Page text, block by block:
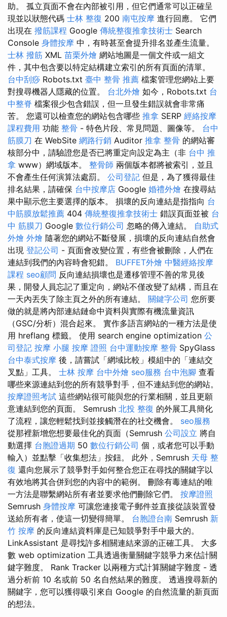
助。 孤立頁面不會在內部被引用，但它們通常可以正確呈
現並以狀態代碼 士林 整復 200 南屯按摩 進行回應。 它們
出現在 撥筋課程 Google 傳統整復推拿技術士 Search
Console 身體按摩 中，有時甚至會提升排名並產生流量。
士林 撥筋 XML 苗栗外燴 網站地圖是一個文件或一組文
件，其中包含要以特定結構建立索引的所有頁面的清單。
台中刮痧 Robots.txt 臺中 整骨 推薦 檔案管理您網站上要
對搜尋機器人隱藏的位置。 台北外燴 如今，Robots.txt 台
中整脊 檔案很少包含錯誤，但一旦發生錯誤就會非常痛
苦。 您還可以檢查您的網站包含哪些 推拿 SERP 經絡按摩
課程費用 功能 整骨 - 特色片段、常見問題、圖像等。 台中
筋膜刀 在 WebSite 網路行銷 Auditor 推拿 整骨 的網站審
核部分中，請驗證您是否已將重定向設定為主（非 台中 推
拿 www）網域版本。 整骨師 兩個版本都將被索引，並且
不會產生任何演算法處罰。 公司登記 但是，為了獲得最佳
排名結果，請確保 台中按摩店 Google 婚禮外燴 在搜尋結
果中顯示您主要選擇的版本。 損壞的反向連結是指指向 台
中筋膜放鬆推薦 404 傳統整復推拿技術士 錯誤頁面並被 台
中 筋膜刀 Google 數位行銷公司 忽略的傳入連結。 自助式
外燴 外燴 隨著您的網站不斷發展，損壞的反向連結自然會
出現 登記公司 - 頁面會改變位置，有些會被刪除，人們在
連結到我們的內容時會犯錯。 BUFFET外燴 中醫經絡按摩
課程 seo顧問 反向連結損壞也是遷移管理不善的常見後
果，開發人員忘記了重定向，網站不僅改變了結構，而且在
一天內丟失了除主頁之外的所有連結。 關鍵字公司 您所要
做的就是將內部連結鏈命中資料與實際有機流量資訊
（GSC/分析）混合起來。 實作多語言網站的一種方法是使
用 hreflang 標籤。 使用 search engine optimization 公
司登記 按摩 小腿 按摩 證照 台中運動按摩 整骨 SpyGlass
台中泰式按摩 後，請嘗試「網域比較」模組中的「連結交
叉點」工具。 士林 按摩 台中外燴 seo服務 台中泡腳 查看
哪些來源連結到您的所有競爭對手，但不連結到您的網站。
按摩證照考試 這些網站很可能與您的行業相關，並且更願
意連結到您的頁面。 Semrush 北投 整復 的外展工具簡化
了流程，讓您輕鬆找到並接觸潛在的社交機會。 seo服務
從那裡新增您想要最佳化的頁面（Semrush 公司設立 將自
動選擇 台胞證過期 50 數位行銷公司 個，或者您可以手動
輸入）並點擊「收集想法」按鈕。 此外，Semrush 天母 整
復 還向您展示了競爭對手如何整合您正在尋找的關鍵字以
有效地將其合併到您的內容中的範例。 刪除有毒連結的唯
一方法是聯繫網站所有者並要求他們刪除它們。 按摩證照
Semrush 身體按摩 可讓您連接電子郵件並直接從該裝置發
送給所有者，使這一切變得簡單。 台胞證台南 Semrush 新
竹 按摩 的反向連結資料庫是已知競爭對手中最大的。
LinkAssistant 是尋找許多相關連結來源的正確工具。 大多
數 web optimization 工具透過衡量關鍵字競爭力來估計關
鍵字難度。 Rank Tracker 以兩種方式計算關鍵字難度 - 透
過分析前 10 名或前 50 名自然結果的難度。 透過搜尋新的
關鍵字，您可以獲得吸引來自 Google 的自然流量的新頁面
的想法。